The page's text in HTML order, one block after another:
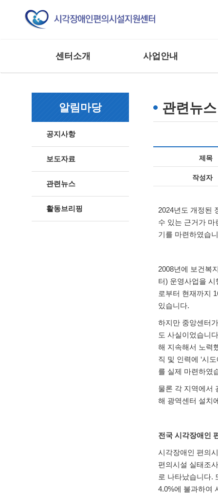
센터소개
조직도
연혁
사업 및 행사
사업안내
모니터링 사업
연구 및 제도개선사업
기타 외부 용역 사업
알림마당
공지사항
보도자료
관련뉴스
활동브리핑
관련뉴스
제목
작성자
2024년도 개정된
수 있는 근거가 마
기를 마련하였습
2008년에 보건복
터) 운영사업을
로부터 현재까지
있습니다.
하지만 중앙센터
도 사실이었습니다
해 지속해서 노력
직 및 인력에 ‘시도
를 실제 마련하였
물론 각 지역에서
해 광역센터 설치
전국 시각장애인
시각장애인 편의
편의시설 실태조
로 나타났습니다.
4.0%에 불과하여